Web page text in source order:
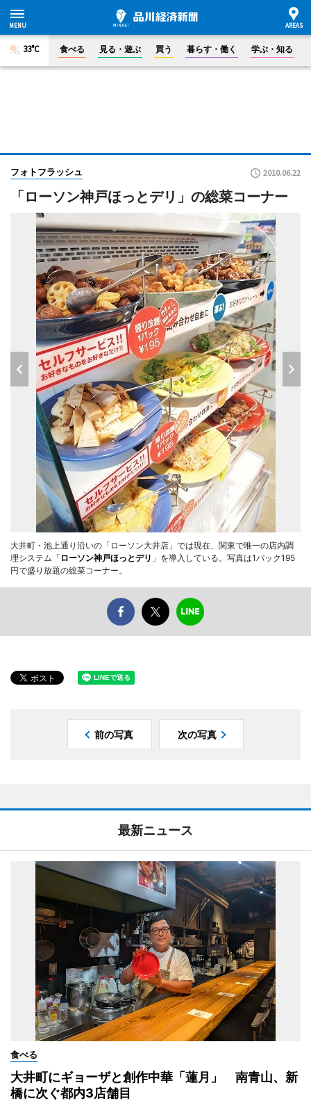
33°C 食べる 見る・遊ぶ 買う 暮らす・働く 学ぶ・知る
フォトフラッシュ 2010.06.22
「ローソン神戸ほっとデリ」の総菜コーナー
大井町・池上通り沿いの「ローソン大井店」では現在、関東で唯一の店内調
理システム「 ローソン神戸ほっとデリ 」を導入している。写真は1パック195
円で盛り放題の総菜コーナー。
前の写真 次の写真
最新ニュース
食べる
大井町にギョーザと創作中華「蓮月」 南青山、新
橋に次ぐ都内3店舗目